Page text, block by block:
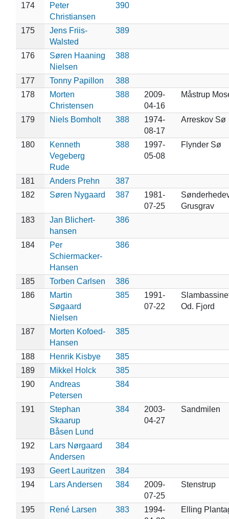
174
Peter
Christiansen
390
175
Jens Friis-
Walsted
389
176
Søren Haaning
Nielsen
388
177 Tonny Papillon
388
178
Morten
Christensen
388
2009-
04-16
Måstrup
179 Niels Bomholt 388
1974-
08-17
Arreskov Sø
180
Kenneth
Vegeberg
Rude
388
1997-
05-08
Flynder Sø
181 Anders Prehn
387
182
Søren Nygaard 387
1981-
07-25
Grusgrav
183
Jan Blichert-
hansen
386
184
Per
Schiermacker-
Hansen
386
185 Torben Carlsen
386
186
Martin
Søgaard
Nielsen
385
1991-
07-22
Od. Fjord
187
Morten Kofoed-
Hansen
385
188 Henrik Kisbye
385
189
Mikkel Holck
385
190
Andreas
Petersen
384
191
Stephan
Skaarup
Båsen Lund
384
2003-
04-27
Sandmilen
192
Lars Nørgaard
Andersen
384
193 Geert Lauritzen
384
194
Lars Andersen 384
2009-
07-25
Stenstrup
195 René Larsen 383
1994-
Elling